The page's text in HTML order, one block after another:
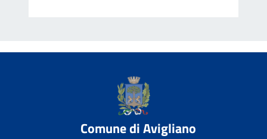
Comune di Avigliano